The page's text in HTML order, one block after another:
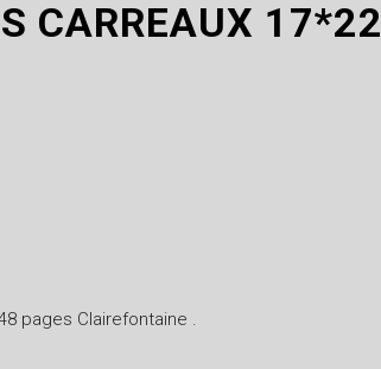
CARREAUX 17*22
pages Clairefontaine .